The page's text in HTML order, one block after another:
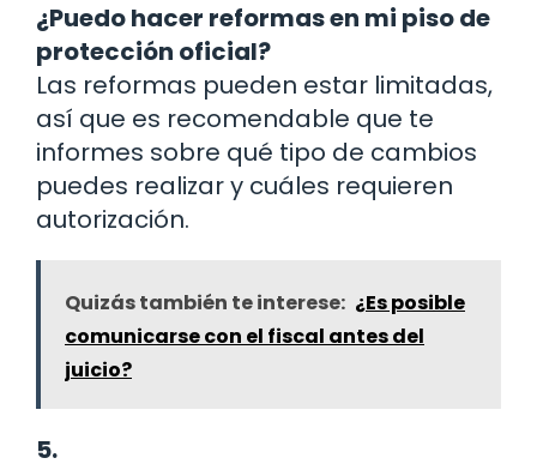
¿Puedo hacer reformas en mi piso de
protección oficial?
Las reformas pueden estar limitadas,
así que es recomendable que te
informes sobre qué tipo de cambios
puedes realizar y cuáles requieren
autorización.
Quizás también te interese: ¿Es posible
comunicarse con el fiscal antes del
juicio?
5.